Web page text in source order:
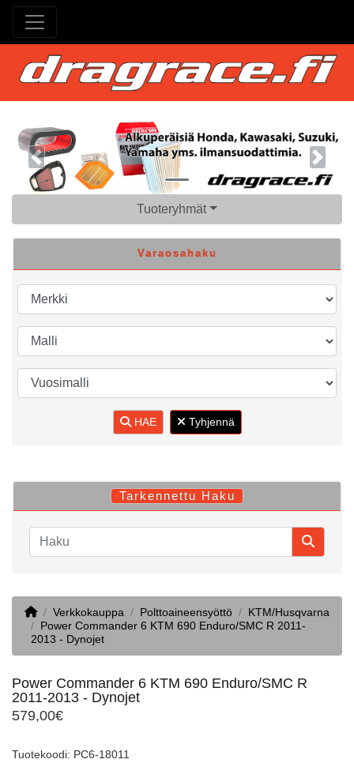
Previous Next
Tuoteryhmät
Varaosahaku
HAE Tyhjennä
Tarkennettu Haku
HomeVerkkokauppa Polttoaineensyöttö
KTM/Husqvarna
Power Commander 6 KTM 690 Enduro/SMC R 2011-
2013 - Dynojet
Power Commander 6 KTM 690 Enduro/SMC R
2011-2013 - Dynojet
579,00€
Tuotekoodi: PC6-18011